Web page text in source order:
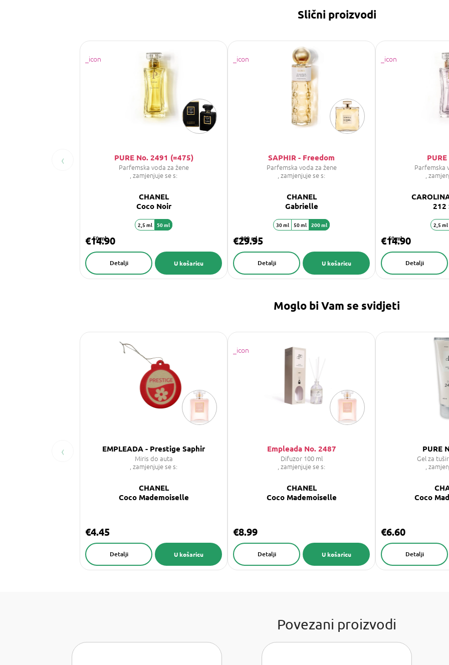
Slični proizvodi
‹ PURE No. 2491 (=475)
Parfemska voda za žene
, zamjenjuje se s:
CHANEL
Coco Noir
50 ml
€14.90
U košaricu
Detalji
2,5 ml 50 ml
SAPHIR - Freedom
Parfemska voda za žene
, zamjenjuje se s:
CHANEL
Gabrielle
200 ml
€29.95
U košaricu
Detalji
30 ml 50 ml 200 ml
Parfemska
,
212
50 ml
€14.90
Detalji
2,5 ml
Moglo bi Vam se svidjeti
‹ EMPLEADA - Prestige Saphir
Miris do auta
, zamjenjuje se s:
CHANEL
Coco Mademoiselle
€4.45
U košaricu
Detalji
Empleada No. 2487
Difuzor 100 ml
, zamjenjuje se s:
CHANEL
Coco Mademoiselle
€8.99
U košaricu
Detalji
PURE
Gel za
,
Coco
€6.60
Detalji
Povezani proizvodi